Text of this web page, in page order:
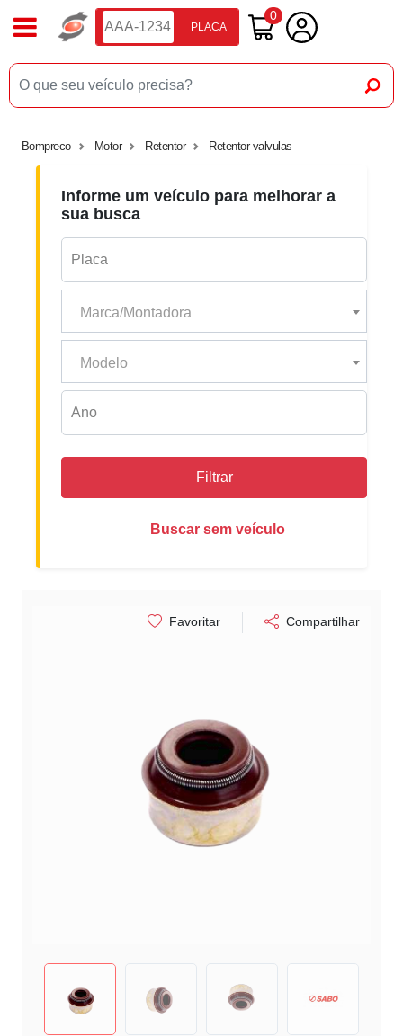
PLACA
0
Bompreco Motor Retentor Retentor valvulas
Informe um veículo para melhorar a
sua busca
Marca/Montadora
Modelo
Filtrar
Buscar sem veículo
Favoritar Compartilhar